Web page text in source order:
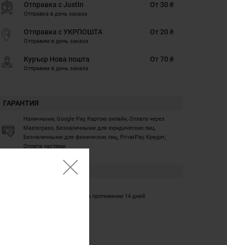
Отправка с JustIn
Отправка в день заказа
От 30 ₴
Отправка с УКРПОШТА
Отправим в день заказа
От 20 ₴
Куръєр Нова пошта
Отправим в день заказа
От 70 ₴
ГАРАНТИЯ
Наличными, Google Pay, Картою онлайн, Оплата через
Masterpass, Безналичными для юридических лиц,
Безналичными для физических лиц, PrivatPay, Кредит,
Оплата частями
Обмен/возврат товара на протяжении 14 дней